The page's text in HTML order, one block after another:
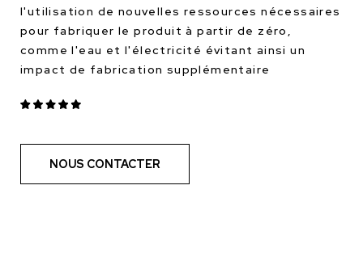
l'utilisation de nouvelles ressources nécessaires
pour fabriquer le produit à partir de zéro,
comme l'eau et l'électricité évitant ainsi un
impact de fabrication supplémentaire
NOUS CONTACTER